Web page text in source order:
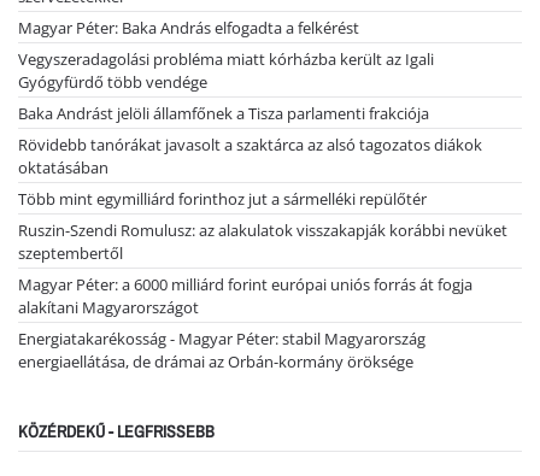
Magyar Péter: Baka András elfogadta a felkérést
Vegyszeradagolási probléma miatt kórházba került az Igali
Gyógyfürdő több vendége
Baka Andrást jelöli államfőnek a Tisza parlamenti frakciója
Rövidebb tanórákat javasolt a szaktárca az alsó tagozatos diákok
oktatásában
Több mint egymilliárd forinthoz jut a sármelléki repülőtér
Ruszin-Szendi Romulusz: az alakulatok visszakapják korábbi nevüket
szeptembertől
Magyar Péter: a 6000 milliárd forint európai uniós forrás át fogja
alakítani Magyarországot
Energiatakarékosság - Magyar Péter: stabil Magyarország
energiaellátása, de drámai az Orbán-kormány öröksége
KÖZÉRDEKŰ - LEGFRISSEBB